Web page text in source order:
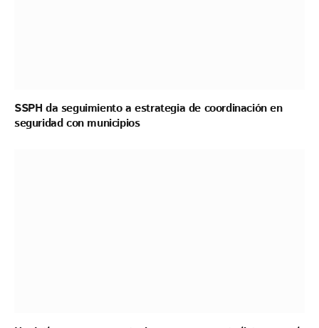
SSPH da seguimiento a estrategia de coordinación en
seguridad con municipios